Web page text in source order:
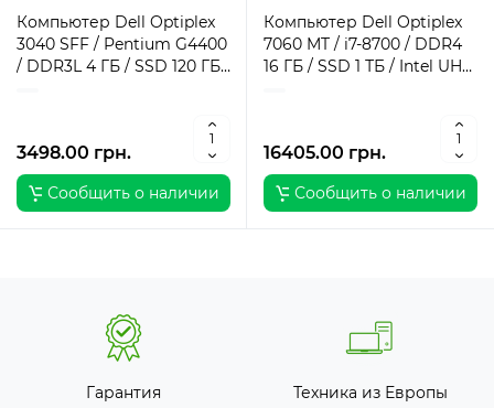
Компьютер Dell Optiplex
3040 SFF / Pentium G4400
/ DDR3L 4 ГБ / SSD 120 ГБ /
3498.00 грн.
Сообщить о наличии
Компьютер Dell Optiplex
7060 MT / i7-8700 / DDR4
16 ГБ / SSD 1 ТБ / Intel UHD
16405.00 грн.
Сообщить о наличии
Гарантия
Техника из Европы